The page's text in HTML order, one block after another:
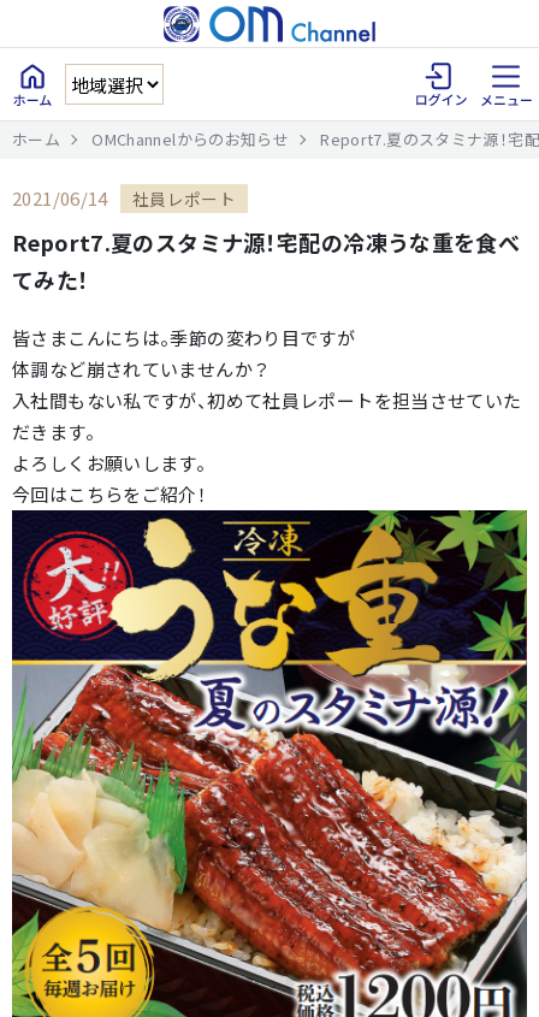
ホーム OMChannelからのお知らせ Report7.夏のスタミナ源！宅
2021/06/14 社員レポート
Report7.夏のスタミナ源！宅配の冷凍うな重を食べ
てみた！
皆さまこんにちは。季節の変わり目ですが
体調など崩されていませんか？
入社間もない私ですが、初めて社員レポートを担当させていた
だきます。
よろしくお願いします。
今回はこちらをご紹介！